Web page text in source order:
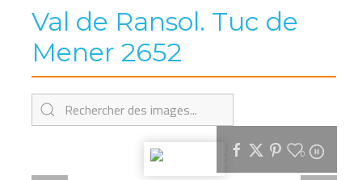
Val de Ransol. Tuc de
Mener 2652
0